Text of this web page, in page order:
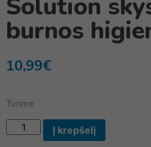
Solution
burnos
10,99€
Turime
Į krepšelį